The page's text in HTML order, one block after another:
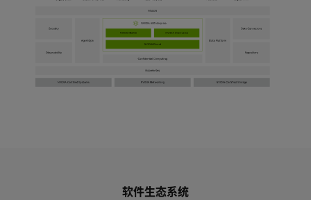
软件生态系统